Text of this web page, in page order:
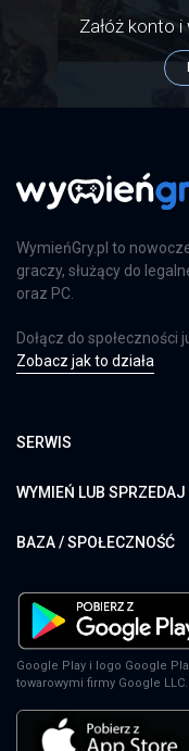
Załóż konto
WymieńGry.pl to
graczy, służący do
oraz PC.
Dołącz do społeczności
Zobacz jak to działa
SERWIS
WYMIEŃ LUB SPRZEDAJ
BAZA / SPOŁECZNOŚĆ
Google Play i logo Google
towarowymi firmy Google LLC.